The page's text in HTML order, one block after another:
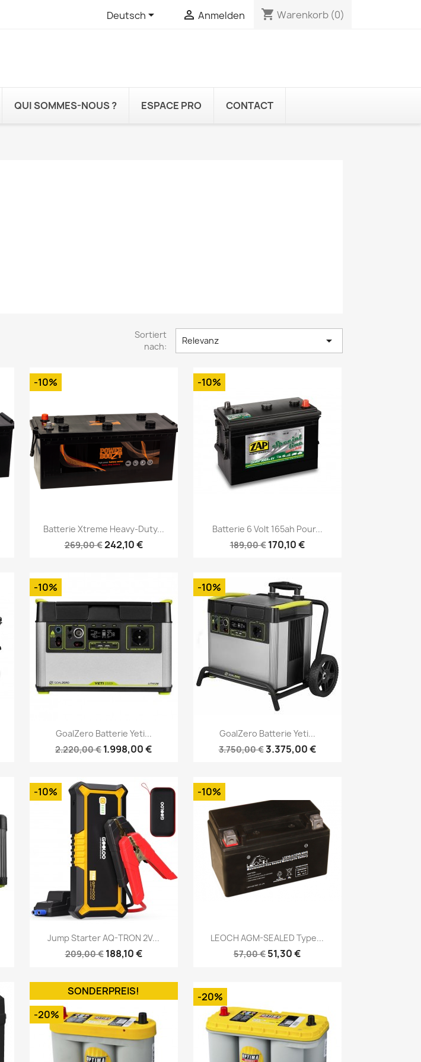
Deutsch  Anmelden shopping_cart Warenkorb (0)
QUI SOMMES-NOUS ? ESPACE PRO CONTACT
Sortiert
nach:
Relevanz 
Batterie Xtreme Heavy-Duty...
269,00 €242,10 €
-10%
Vorschau
Batterie 6 Volt 165ah Pour...
189,00 € 170,10 €
-10%
Vorschau
GoalZero Batterie Yeti...
2.220,00 € 1.998,00 €
-10%
Vorschau
GoalZero Batterie Yeti...
3.750,00 €3.375,00 €
-10%
Vorschau
Jump Starter AQ-TRON 2V...
209,00 € 188,10 €
-10%
Vorschau
LEOCH AGM-SEALED Type...
57,00 € 51,30 €
-10%
Vorschau
SONDERPREIS!
-20%
-20%